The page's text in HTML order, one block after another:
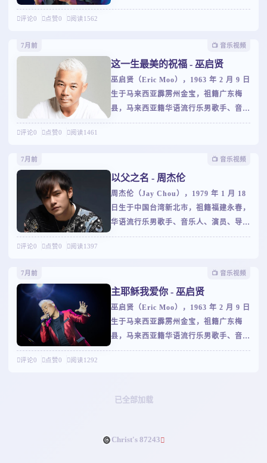
作有《龙的传人》《唯一》《大城小爱》
界巡回演唱会，2
人、演员，有 “马来西亚歌神” 之称。
参与新加坡 “新谣” 运动，同年创作单曲
《邂逅》进入新加坡龙虎榜。1985 年在
马来西亚发行首张专辑《心情》，登上当
地排行榜榜首。1986 年签约飞鹰公司，
赴台湾发展。二、巅峰时期与代表作199
评论0 点赞0 阅读1562
7月前 📺️ 音乐视频
这一生最美的祝福 - 巫启贤
巫启贤（Eric Moo），1963 年 2 月 9 日
生于马来西亚霹雳州金宝，祖籍广东梅
县，马来西亚籍华语流行乐男歌手、音乐
人、演员，有 “马来西亚歌神” 之称。
参与新加坡 “新谣” 运动，同年创作单曲
《邂逅》进入新加坡龙虎榜。1985 年在
马来西亚发行首张专辑《心情》，登上当
地排行榜榜首。1986 年签约飞鹰公司，
赴台湾发展。二、巅峰时期与代表作199
评论0 点赞0 阅读1461
7月前 📺️ 音乐视频
以父之名 - 周杰伦
周杰伦（Jay Chou），1979 年 1 月 18
日生于中国台湾新北市，祖籍福建永春，
华语流行乐男歌手、音乐人、演员、导
演，毕业于淡江中学。2000 年 11 月发
《七里香》等。他是金曲奖获奖最多的音
乐人（15 座），专辑全球销量超 3000
万张，2003 年登《时代》亚洲版封面，2
022 年专辑《最伟大的作品》获 IFPI 全
球畅销专辑冠军。影视方面，2005 年主
评论0 点赞0 阅读1397
7月前 📺️ 音乐视频
主耶稣我爱你 - 巫启贤
巫启贤（Eric Moo），1963 年 2 月 9 日
生于马来西亚霹雳州金宝，祖籍广东梅
县，马来西亚籍华语流行乐男歌手、音乐
人、演员，有 “马来西亚歌神” 之称。
马来西亚发行首张专辑《心情》，登上当
评论0 点赞0 阅读1292
已全部加载
Christ's 87243